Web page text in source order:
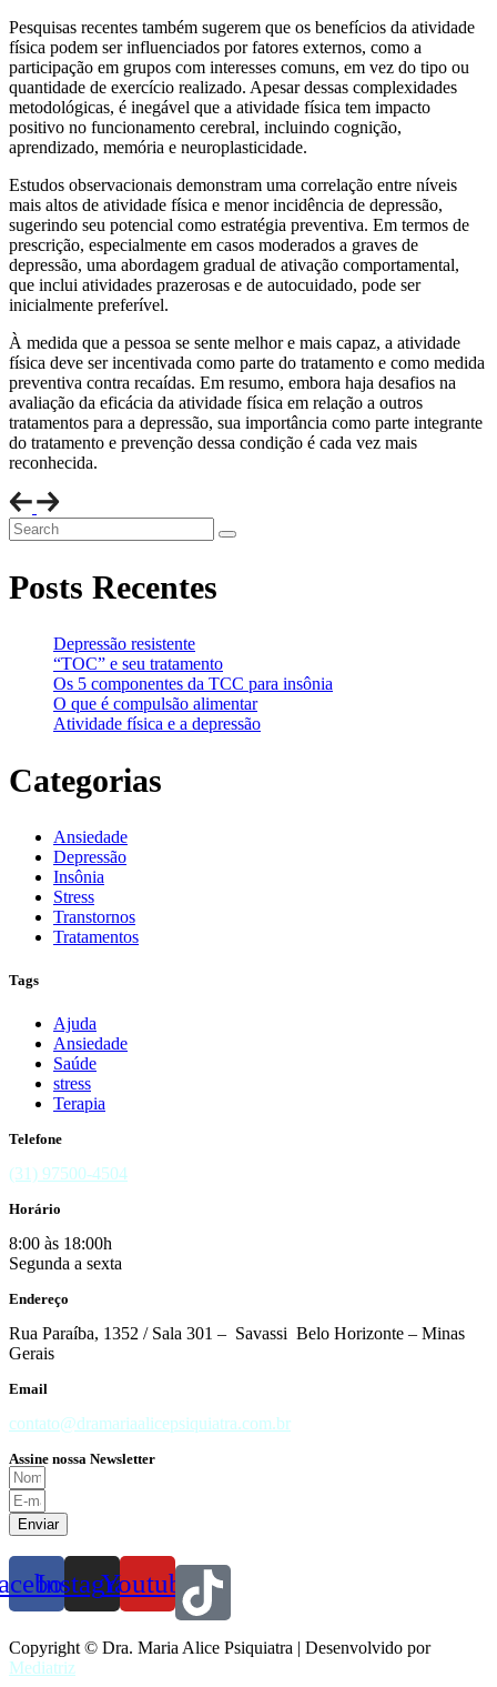
Pesquisas recentes também sugerem que os benefícios da atividade
física podem ser influenciados por fatores externos, como a
participação em grupos com interesses comuns, em vez do tipo ou
quantidade de exercício realizado. Apesar dessas complexidades
metodológicas, é inegável que a atividade física tem impacto
positivo no funcionamento cerebral, incluindo cognição,
aprendizado, memória e neuroplasticidade.
Estudos observacionais demonstram uma correlação entre níveis
mais altos de atividade física e menor incidência de depressão,
sugerindo seu potencial como estratégia preventiva. Em termos de
prescrição, especialmente em casos moderados a graves de
depressão, uma abordagem gradual de ativação comportamental,
que inclui atividades prazerosas e de autocuidado, pode ser
inicialmente preferível.
À medida que a pessoa se sente melhor e mais capaz, a atividade
física deve ser incentivada como parte do tratamento e como medida
preventiva contra recaídas. Em resumo, embora haja desafios na
avaliação da eficácia da atividade física em relação a outros
tratamentos para a depressão, sua importância como parte integrante
do tratamento e prevenção dessa condição é cada vez mais
reconhecida.
Asides Search
Posts Recentes
Depressão resistente
“TOC” e seu tratamento
Os 5 componentes da TCC para insônia
O que é compulsão alimentar
Atividade física e a depressão
Categorias
Ansiedade
Depressão
Insônia
Stress
Transtornos
Tratamentos
Tags
Ajuda
Ansiedade
Saúde
stress
Terapia
Telefone
(31) 97500-4504
Horário
8:00 às 18:00h
Segunda a sexta
Endereço
Rua Paraíba, 1352 / Sala 301 – Savassi Belo Horizonte – Minas
Gerais
Email
contato@dramariaalicepsiquiatra.com.br
Assine nossa Newsletter
Enviar
InstagramYoutube
Copyright © Dra. Maria Alice Psiquiatra | Desenvolvido por
Mediatriz